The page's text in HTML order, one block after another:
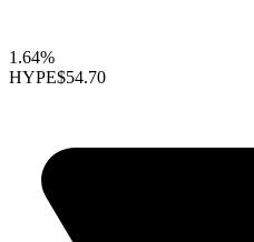
1.64%
HYPE$54.70